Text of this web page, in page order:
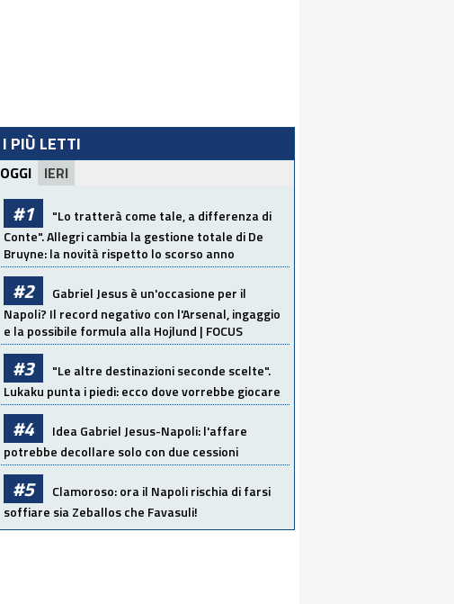
I PIÙ LETTI
OGGI IERI
#1 "Lo tratterà come tale, a differenza di
Conte". Allegri cambia la gestione totale di De
Bruyne: la novità rispetto lo scorso anno
#2 Gabriel Jesus è un'occasione per il
Napoli? Il record negativo con l'Arsenal, ingaggio
e la possibile formula alla Hojlund | FOCUS
#3 "Le altre destinazioni seconde scelte".
Lukaku punta i piedi: ecco dove vorrebbe giocare
#4 Idea Gabriel Jesus-Napoli: l'affare
potrebbe decollare solo con due cessioni
#5 Clamoroso: ora il Napoli rischia di farsi
soffiare sia Zeballos che Favasuli!